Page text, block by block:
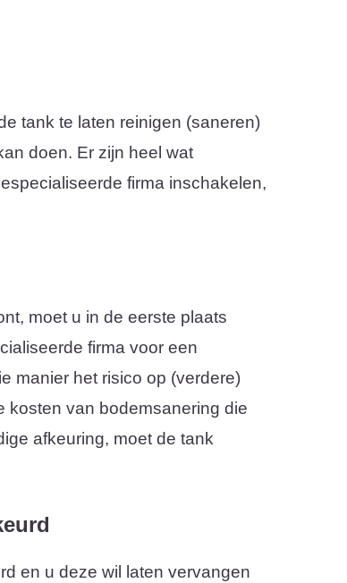
tank te laten reinigen (saneren)
doen. Er zijn heel wat
firma inschakelen,
moet u in de eerste plaats
firma voor een
manier het risico op (verdere)
kosten van bodemsanering die
afkeuring, moet de tank
en u deze wil laten vervangen